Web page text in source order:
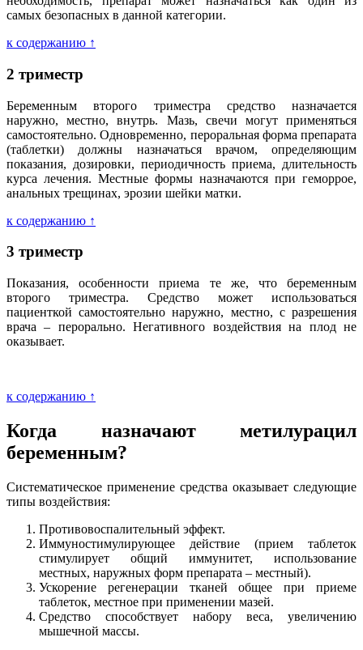
самых безопасных в данной категории.
к содержанию ↑
2 триместр
Беременным второго триместра средство назначается
наружно, местно, внутрь. Мазь, свечи могут применяться
самостоятельно. Одновременно, пероральная форма препарата
(таблетки) должны назначаться врачом, определяющим
показания, дозировки, периодичность приема, длительность
курса лечения. Местные формы назначаются при геморрое,
анальных трещинах, эрозии шейки матки.
к содержанию ↑
3 триместр
Показания, особенности приема те же, что беременным
второго триместра. Средство может использоваться
пациенткой самостоятельно наружно, местно, с разрешения
врача – перорально. Негативного воздействия на плод не
оказывает.
к содержанию ↑
Когда назначают метилурацил
беременным?
Систематическое применение средства оказывает следующие
типы воздействия:
Противовоспалительный эффект.
Иммуностимулирующее действие (прием таблеток
стимулирует общий иммунитет, использование
местных, наружных форм препарата – местный).
Ускорение регенерации тканей общее при приеме
таблеток, местное при применении мазей.
Средство способствует набору веса, увеличению
мышечной массы.